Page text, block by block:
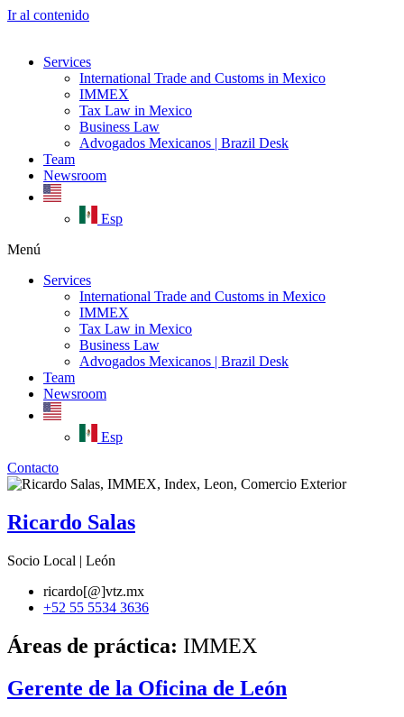
Ir al contenido
Services
International Trade and Customs in Mexico
IMMEX
Tax Law in Mexico
Business Law
Advogados Mexicanos | Brazil Desk
Team
Newsroom
Esp
Menú
Services
International Trade and Customs in Mexico
IMMEX
Tax Law in Mexico
Business Law
Advogados Mexicanos | Brazil Desk
Team
Newsroom
Esp
Contacto
Ricardo Salas
Socio Local | León
ricardo[@]vtz.mx
+52 55 5534 3636
Áreas de práctica: IMMEX
Gerente de la Oficina de León